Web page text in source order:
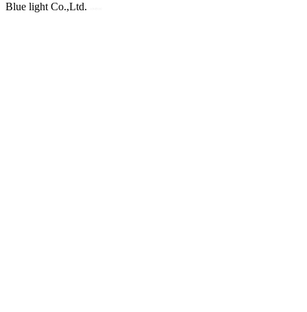
Blue light Co.,Ltd.